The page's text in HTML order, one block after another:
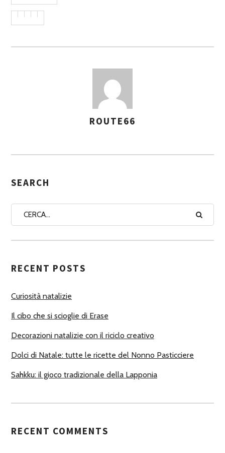
S
G
A
U
O
I
ROUTE66
SEARCH
RECENT POSTS
Curiosità natalizie
Il cibo che si scioglie di Erase
Decorazioni natalizie con il riciclo creativo
Dolci di Natale: tutte le ricette del Nonno Pasticciere
Sahkku: il gioco tradizionale della Lapponia
RECENT COMMENTS